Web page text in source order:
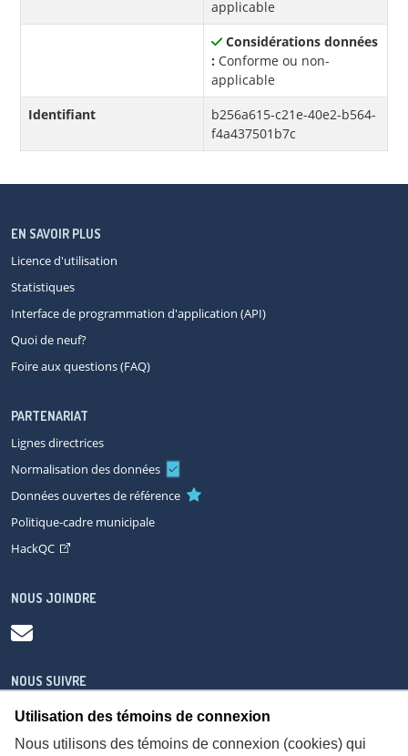
applicable
Considérations données
: Conforme ou non-
applicable
Identifiant
b256a615-c21e-40e2-b564-
f4a437501b7c
Utilisation des témoins de connexion
Nous utilisons des témoins de connexion (cookies) qui
EN SAVOIR PLUS
Licence d'utilisation
Statistiques
Interface de programmation d'application (API)
Quoi de neuf?
Foire aux questions (FAQ)
PARTENARIAT
Lignes directrices
Normalisation des données
Données ouvertes de référence
Politique-cadre municipale
HackQC
NOUS JOINDRE
NOUS SUIVRE